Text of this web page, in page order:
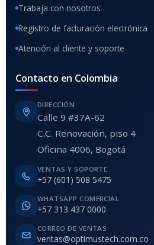
Trabaja con nosotros
Registro de facturación electrónica
Atención al cliente y soporte
Contacto en Colombia
DIRECCIÓN
Calle 9 #37A-62
C.C. Renovación, piso 4
Oficina 4006, Bogotá
VENTAS Y SOPORTE
+57 (601) 508 5475
WHATSAPP COMERCIAL
+57 313 437 0000
CORREO DE VENTAS
ventas@optimustech.com.co